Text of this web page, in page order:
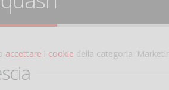
accettare i cookie della categoria